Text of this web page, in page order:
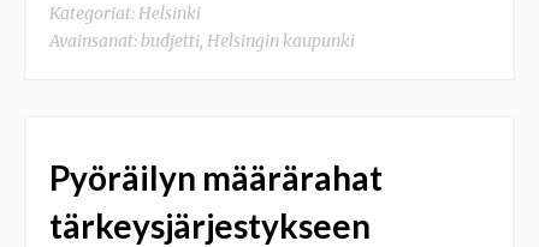
Kategoriat: Helsinki
Avainsanat: budjetti Helsingin kaupunki
Pyöräilyn määrärahat
tärkeysjärjestykseen